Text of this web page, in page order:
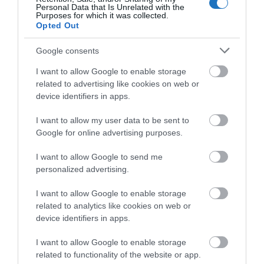
Personal Data that Is Unrelated with the
Purposes for which it was collected.
Opted Out
Google consents
I want to allow Google to enable storage
related to advertising like cookies on web or
device identifiers in apps.
I want to allow my user data to be sent to
Google for online advertising purposes.
I want to allow Google to send me
personalized advertising.
I want to allow Google to enable storage
related to analytics like cookies on web or
device identifiers in apps.
I want to allow Google to enable storage
related to functionality of the website or app.
Új magyar rekord Horvátországban:
több, mint 1 millió vendégéjszakát
töltöttek a magyarok a Kvarner
régióban
A magyar turisták számára a legnépszerűbb régiók és
úti célok 2023-ban, a változás 2022-höz képest
értendő:
Kvarner – 1 millió vendégéjszaka (+21%)
Isztria – 708 ezer vendégéjszaka (+19%)
Zadar régió – 598 ezer vendégéjszaka (+14%)
Split régió – 590 ezer vendégéjszaka (+12%)
Sibenik régió – 286 ezer vendégéjszaka (+10%)
Crikvenica – 208,5 ezer vendégéjszaka (+25,5%)
Vir – 206 ezer vendégéjszaka (+24%)
Rovinj – 125 ezer vendégéjszaka (+21%)